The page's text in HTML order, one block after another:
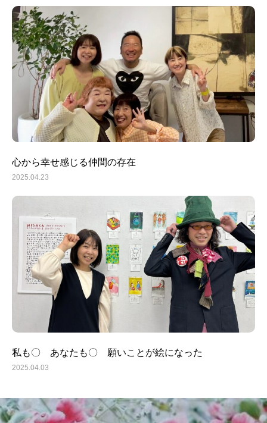
心から幸せ感じる仲間の存在
2025.04.23
私も〇 あなたも〇 願いことが絵になった
2025.04.03
トップ
各種講座
お客様の声
BLOG
セミナー 講演依頼